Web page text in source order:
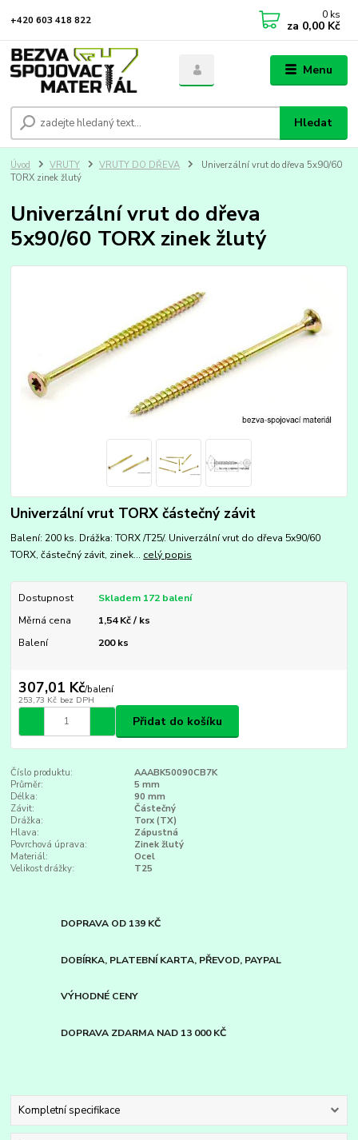
Menu
Hledat
+420 603 418 822 0 ks
za 0,00 Kč
Úvod VRUTY VRUTY DO DŘEVA
Univerzální vrut do dřeva 5x90/60
TORX zinek žlutý
Univerzální vrut do dřeva
5x90/60 TORX zinek žlutý
Univerzální vrut TORX částečný závit
Balení: 200 ks. Drážka: TORX /T25/. Univerzální vrut do dřeva 5x90/60
TORX, částečný závit, zinek... celý popis
Dostupnost
Skladem 172 balení
Měrná cena
1,54 Kč / ks
Balení
200 ks
307,01 Kč/balení
253,73 Kč bez DPH
Přidat do košíku
Číslo produktu:
AAABK50090CB7K
Průměr:
5 mm
Délka:
90 mm
Závit:
Částečný
Drážka:
Torx (TX)
Hlava:
Zápustná
Povrchová úprava:
Zinek žlutý
Materiál:
Ocel
Velikost drážky:
T25
DOPRAVA OD 139 KČ
DOBÍRKA, PLATEBNÍ KARTA, PŘEVOD, PAYPAL
VÝHODNÉ CENY
DOPRAVA ZDARMA NAD 13 000 KČ
Kompletní specifikace